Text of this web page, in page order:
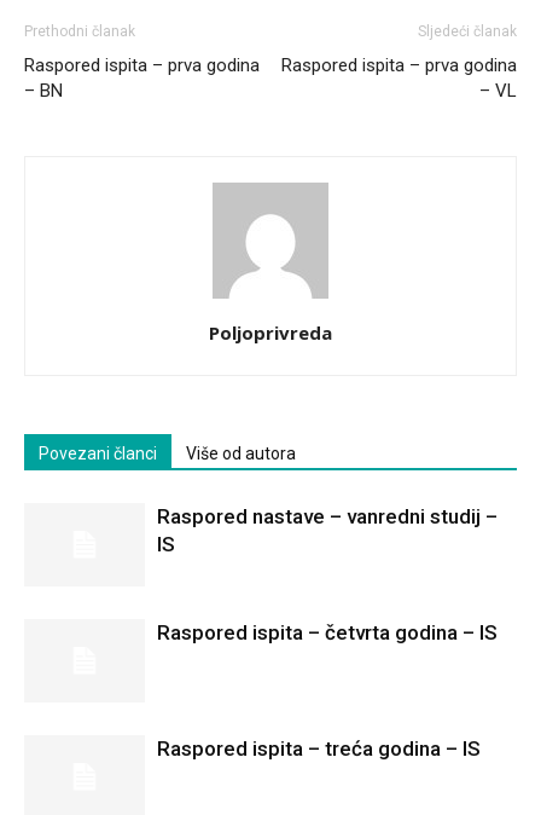
Prethodni članak
Raspored ispita – prva godina
– BN
Sljedeći članak
Raspored ispita – prva godina
– VL
Poljoprivreda
Povezani članci Više od autora
Raspored nastave – vanredni studij –
IS
Raspored ispita – četvrta godina – IS
Raspored ispita – treća godina – IS